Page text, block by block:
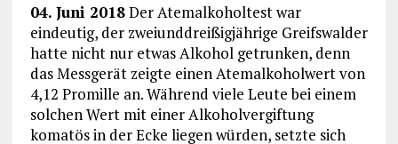
04. Juni 2018Der Atemalkoholtest war
eindeutig, der zweiunddreißigjährige Greifswalder
hatte nicht nur etwas Alkohol getrunken, denn
das Messgerät zeigte einen Atemalkoholwert von
4,12 Promille an. Während viele Leute bei einem
solchen Wert mit einer Alkoholvergiftung
komatös in der Ecke liegen würden, setzte sich